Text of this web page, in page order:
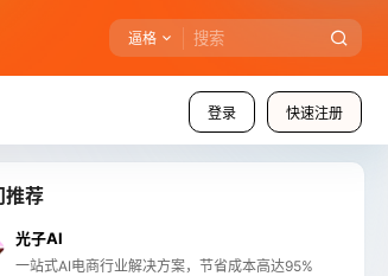
逼格
登录 快速注册
推荐
光子AI
一站式AI电商行业解决方案，节省成本高达95%